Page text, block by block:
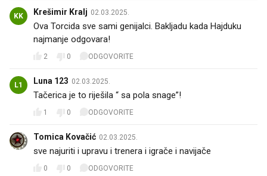
KK Krešimir Kralj 02.03.2025.
Ova Torcida sve sami genijalci. Bakljadu kada Hajduku
najmanje odgovara!
2 0 ODGOVORITE
L1 Luna 123 02.03.2025.
Tačerica je to riješila “ sa pola snage”!
1 0 ODGOVORITE
Tomica Kovačić 02.03.2025.
sve najuriti i upravu i trenera i igrače i navijače
0 0 ODGOVORITE